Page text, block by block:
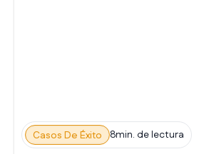
Casos De Éxito 8min. de lectura